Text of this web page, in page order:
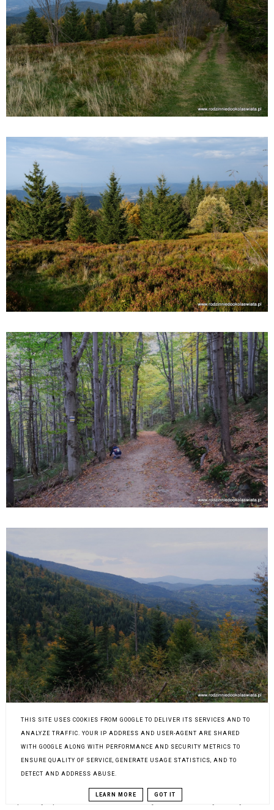
Po dotarciu do schroniska na Hali Krupowej trzeba podjąć
decyzję dotyczącą drogi powrotnej. My postanowiliśmy
rozdzielić się. Tomek tą samą drogą wrócił po auto, a ja z
młodszym zeszłam do Suchej Góry, gdzie ponownie się
spotkaliśmy. Tym oto sposobem mogliśmy nieco dłużej
odpocząć pod schroniskiem i zejść w dół inną trasą, co z
THIS SITE USES COOKIES FROM GOOGLE TO DELIVER ITS SERVICES AND TO
ANALYZE TRAFFIC. YOUR IP ADDRESS AND USER-AGENT ARE SHARED
WITH GOOGLE ALONG WITH PERFORMANCE AND SECURITY METRICS TO
ENSURE QUALITY OF SERVICE, GENERATE USAGE STATISTICS, AND TO
DETECT AND ADDRESS ABUSE.
LEARN MORE GOT IT